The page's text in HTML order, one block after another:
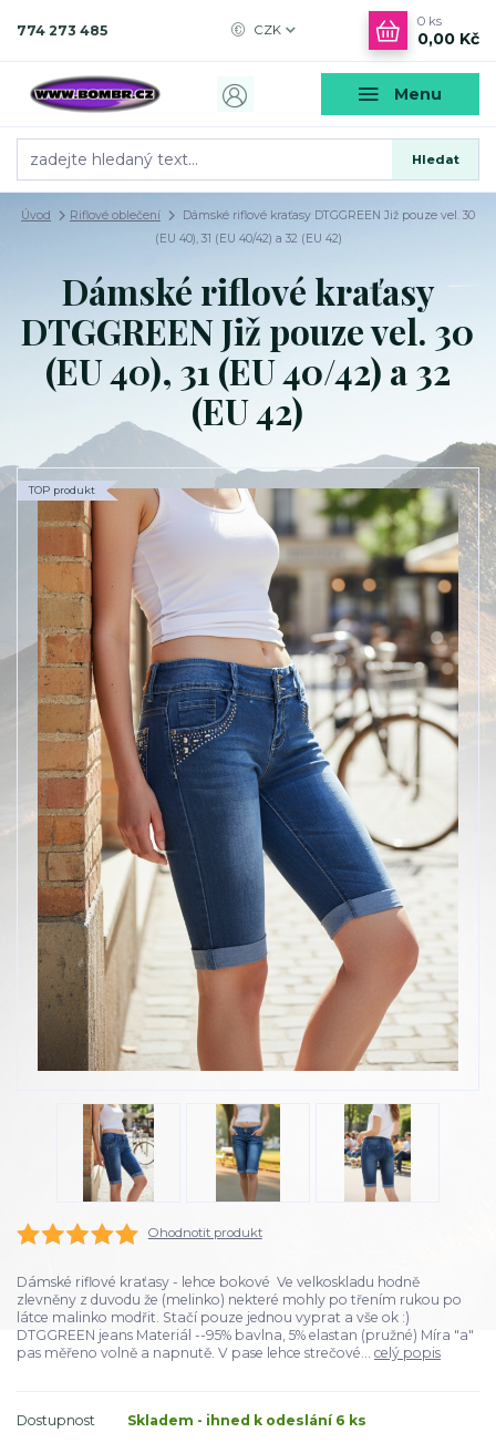
Menu
CZK
Hledat
774 273 485
0 ks
0,00 Kč
Úvod Riflové oblečení
Dámské riflové kraťasy DTGGREEN Již pouze vel. 30
(EU 40), 31 (EU 40/42) a 32 (EU 42)
Dámské riflové kraťasy
DTGGREEN Již pouze vel. 30
(EU 40), 31 (EU 40/42) a 32
(EU 42)
TOP produkt
Ohodnotit produkt
Dámské riflové kraťasy - lehce bokové Ve velkoskladu hodně
zlevněny z duvodu že (melinko) nekteré mohly po třením rukou po
látce malinko modřit. Stačí pouze jednou vyprat a vše ok :)
DTGGREEN jeans Materiál --95% bavlna, 5% elastan (pružné) Míra "a"
pas měřeno volně a napnutě. V pase lehce strečové... celý popis
Dostupnost
Skladem - ihned k odeslání 6 ks